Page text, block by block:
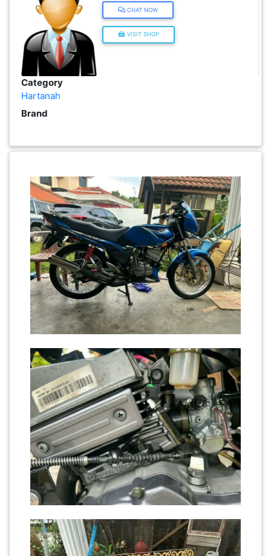
CHAT NOW
VISIT SHOP
Category
Hartanah
Brand
PEKERJAAN(0)
SERVIS(17)
HARTA
LAIN
KEPERLUAN(16)
SELECT NEGERI
SELANGOR(37)
PAHANG(13)
KELANTAN(22)
PERAK(41)
NEGERI
SEMBILAN(10)
KEDAH(13)
TERENGGANU(12)